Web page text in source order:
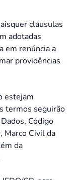
cláusulas
adotadas
em renúncia a
providências
estejam
termos seguirão
Código
Marco Civil da
da